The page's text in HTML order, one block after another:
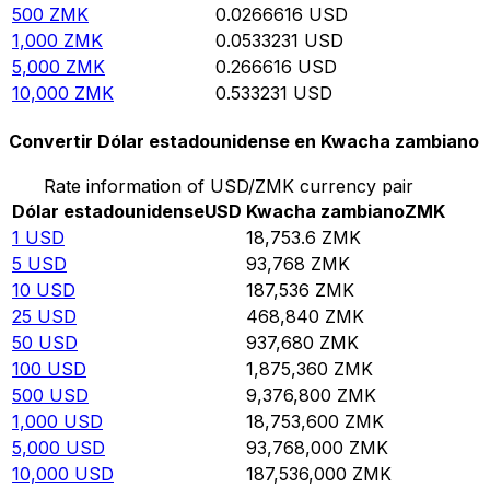
500 ZMK 0.0266616 USD
1,000 ZMK 0.0533231 USD
5,000 ZMK 0.266616 USD
10,000 ZMK 0.533231 USD
Convertir Dólar estadounidense en Kwacha zambiano
Rate information of USD/ZMK currency pair
Dólar estadounidenseUSD Kwacha zambianoZMK
1 USD 18,753.6 ZMK
5 USD 93,768 ZMK
10 USD 187,536 ZMK
25 USD 468,840 ZMK
50 USD 937,680 ZMK
100 USD 1,875,360 ZMK
500 USD 9,376,800 ZMK
1,000 USD 18,753,600 ZMK
5,000 USD 93,768,000 ZMK
10,000 USD 187,536,000 ZMK